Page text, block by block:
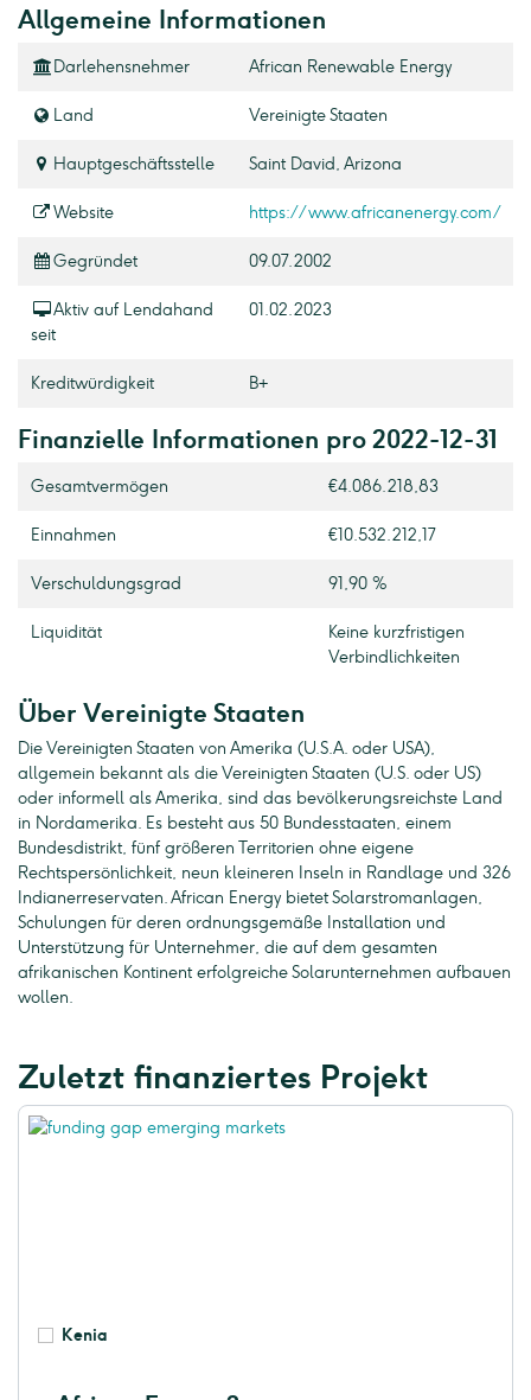
Allgemeine Informationen
Darlehensnehmer African Renewable Energy
Land Vereinigte Staaten
Hauptgeschäftsstelle Saint David, Arizona
Website https://www.africanenergy.com/
Gegründet 09.07.2002
Aktiv auf Lendahand
seit
01.02.2023
Kreditwürdigkeit B+
Finanzielle Informationen pro 2022-12-31
Gesamtvermögen €4.086.218,83
Einnahmen €10.532.212,17
Verschuldungsgrad 91,90 %
Liquidität
Keine kurzfristigen
Verbindlichkeiten
Über Vereinigte Staaten
Die Vereinigten Staaten von Amerika (U.S.A. oder USA),
allgemein bekannt als die Vereinigten Staaten (U.S. oder US)
oder informell als Amerika, sind das bevölkerungsreichste Land
in Nordamerika. Es besteht aus 50 Bundesstaaten, einem
Bundesdistrikt, fünf größeren Territorien ohne eigene
Rechtspersönlichkeit, neun kleineren Inseln in Randlage und 326
Indianerreservaten. African Energy bietet Solarstromanlagen,
Schulungen für deren ordnungsgemäße Installation und
Unterstützung für Unternehmer, die auf dem gesamten
afrikanischen Kontinent erfolgreiche Solarunternehmen aufbauen
wollen.
Zuletzt finanziertes Projekt
Kenia